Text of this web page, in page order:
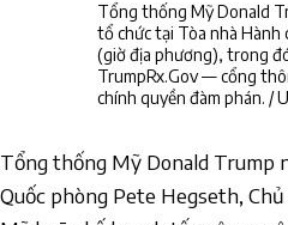
Tổng thống Mỹ Donald
tổ chức tại Tòa nhà Hành
(giờ địa phương), trong
TrumpRx.Gov — cổng
chính quyền đàm phán. /
Tổng thống Mỹ Donald Trump
Quốc phòng Pete Hegseth,